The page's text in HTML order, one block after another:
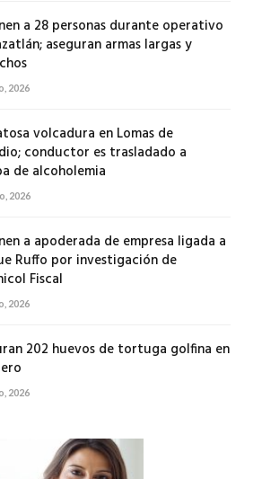
a 28 personas durante operativo
aseguran armas largas y
2026
volcadura en Lomas de
conductor es trasladado a
de alcoholemia
2026
a apoderada de empresa ligada a
Ruffo por investigación de
Fiscal
2026
202 huevos de tortuga golfina en
2026